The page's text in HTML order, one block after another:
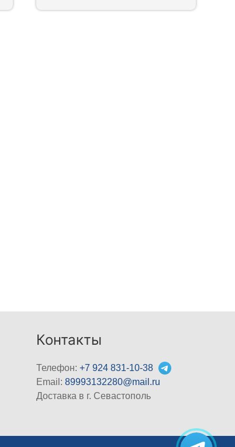
Контакты
Телефон:+7 924 831-10-38
Email:89993132280@mail.ru
Доставка в г. Севастополь